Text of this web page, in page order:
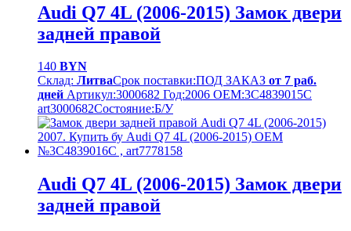
Audi Q7 4L (2006-2015) Замок двери
задней правой
140 BYN
Склад: ЛитваСрок поставки:ПОД ЗАКАЗ от 7 раб.
дней Артикул:3000682 Год:2006 OEM:3C4839015C
art3000682Cостояние:Б/У
Audi Q7 4L (2006-2015) Замок двери
задней правой